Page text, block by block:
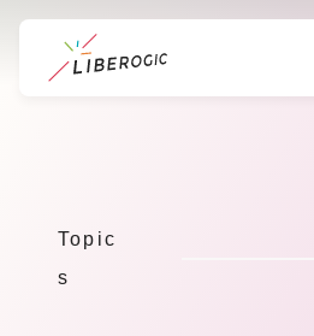
Topic
s